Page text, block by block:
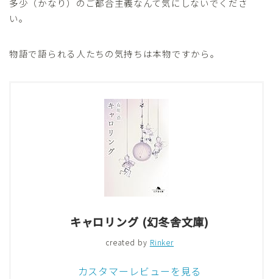
多少（かなり）のご都合主義なんて気にしないでくださ
い。
物語で語られる人たちの気持ちは本物ですから。
キャロリング (幻冬舎文庫)
created by Rinker
カスタマーレビューを見る